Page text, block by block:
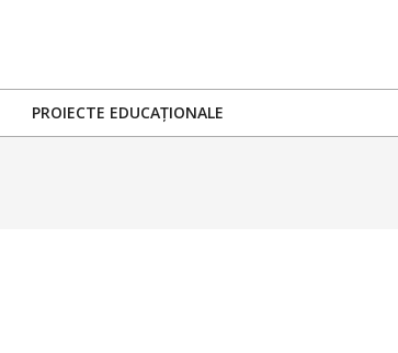
PROIECTE EDUCAȚIONALE